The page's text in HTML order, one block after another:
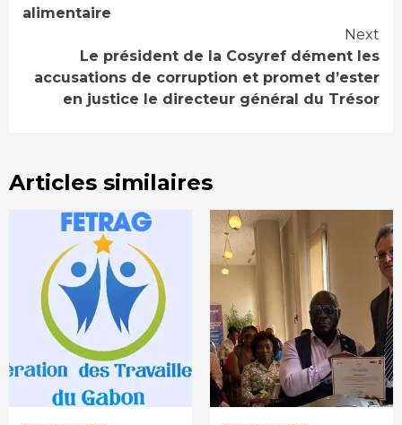
alimentaire
Next
Le président de la Cosyref dément les
accusations de corruption et promet d’ester
en justice le directeur général du Trésor
Articles similaires